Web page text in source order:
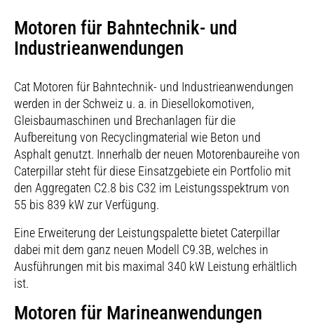
Motoren für Bahntechnik- und
Industrieanwendungen
Cat Motoren für Bahntechnik- und Industrieanwendungen
werden in der Schweiz u. a. in Diesellokomotiven,
Gleisbaumaschinen und Brechanlagen für die
Aufbereitung von Recyclingmaterial wie Beton und
Asphalt genutzt. Innerhalb der neuen Motorenbaureihe von
Caterpillar steht für diese Einsatzgebiete ein Portfolio mit
den Aggregaten C2.8 bis C32 im Leistungsspektrum von
55 bis 839 kW zur Verfügung.
Eine Erweiterung der Leistungspalette bietet Caterpillar
dabei mit dem ganz neuen Modell C9.3B, welches in
Ausführungen mit bis maximal 340 kW Leistung erhältlich
ist.
Motoren für Marineanwendungen